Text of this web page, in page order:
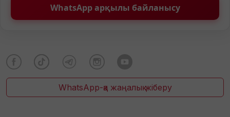
WhatsApp арқылы байланысу
WhatsApp-қа жаңалық жіберу